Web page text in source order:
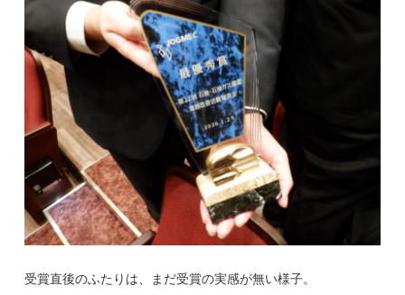
受賞直後のふたりは、まだ受賞の実感が無い様子。